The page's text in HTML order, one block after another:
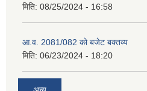
मिति: 08/25/2024 - 16:58
आ.व. 2081/082 को बजेट बक्तव्य
मिति: 06/23/2024 - 18:20